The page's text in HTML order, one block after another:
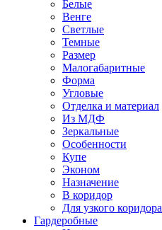
Белые
Венге
Светлые
Темные
Размер
Малогабаритные
Форма
Угловые
Отделка и материал
Из МДФ
Зеркальные
Особенности
Купе
Эконом
Назначение
В коридор
Для узкого коридора
Гардеробные